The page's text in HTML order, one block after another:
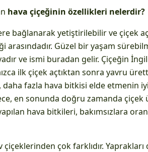
hava çiçeğinin özellikleri nelerdir?
bağlanarak yetiştirilebilir ve çiçek
arasındadır. Güzel bir yaşam
ve ismi buradan gelir. Çiçeğin
ilk çiçek açtıktan sonra yavru
fazla hava bitkisi elde etmenin
en sonunda doğru zamanda çiçek
hava bitkileri, bakımsızlara
çok farklıdır. Yaprakları